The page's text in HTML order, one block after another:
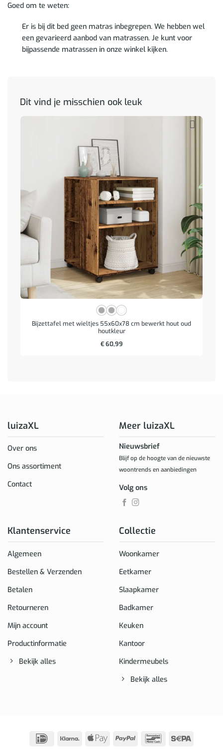
Goed om te weten:
Er is bij dit bed geen matras inbegrepen. We hebben wel
een gevarieerd aanbod van matrassen. Je kunt voor
bijpassende matrassen in onze winkel kijken.
Dit vind je misschien ook leuk
Bijzettafel met wieltjes 55x60x78 cm bewerkt hout oud
houtkleur
€60,99
luizaXL
Over ons
Ons assortiment
Contact
Klantenservice
Algemeen
Bestellen & Verzenden
Betalen
Retourneren
Mijn account
Productinformatie
Bekijk alles
Collectie
Woonkamer
Eetkamer
Slaapkamer
Badkamer
Keuken
Kantoor
Kindermeubels
Bekijk alles
Meer luizaXL
Nieuwsbrief
Blijf op de hoogte van de nieuwste
woontrends en aanbiedingen
Volg ons
IDeal Klarna
Apple
PayPal Bancontact